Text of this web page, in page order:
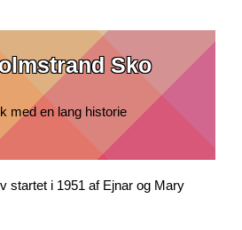
kr..
er:
1.400,00 kr..
Sko
med en lang historie
startet i 1951 af Ejnar og Mary